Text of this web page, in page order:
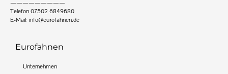
—————————
Telefon 07502 6849680
E-Mail: info@eurofahnen.de
Eurofahnen
Unternehmen